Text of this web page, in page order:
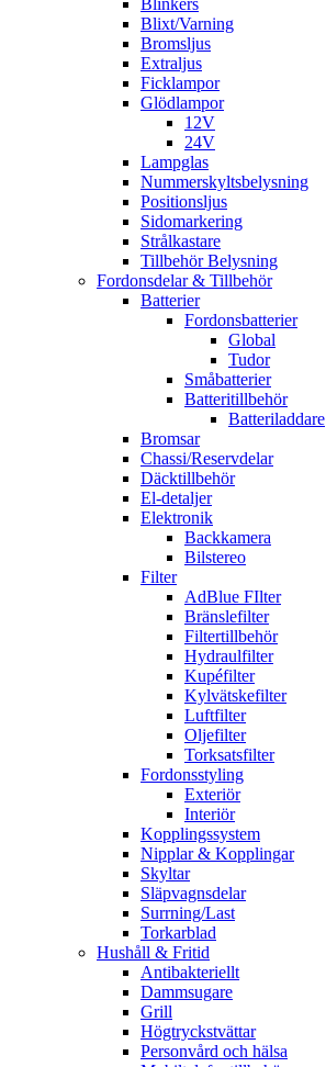
Blinkers
Blixt/Varning
Bromsljus
Extraljus
Ficklampor
Glödlampor
12V
24V
Lampglas
Nummerskyltsbelysning
Positionsljus
Sidomarkering
Strålkastare
Tillbehör Belysning
Fordonsdelar & Tillbehör
Batterier
Fordonsbatterier
Global
Tudor
Småbatterier
Batteritillbehör
Batteriladdare
Bromsar
Chassi/Reservdelar
Däcktillbehör
El-detaljer
Elektronik
Backkamera
Bilstereo
Filter
AdBlue FIlter
Bränslefilter
Filtertillbehör
Hydraulfilter
Kupéfilter
Kylvätskefilter
Luftfilter
Oljefilter
Torksatsfilter
Fordonsstyling
Exteriör
Interiör
Kopplingssystem
Nipplar & Kopplingar
Skyltar
Släpvagnsdelar
Surrning/Last
Torkarblad
Hushåll & Fritid
Antibakteriellt​
Dammsugare
Grill
Högtryckstvättar
Personvård och hälsa